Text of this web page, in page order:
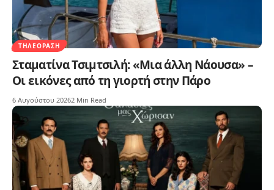
ΤΗΛΕΌΡΑΣΗ
Σταματίνα Τσιμτσιλή: «Μια άλλη Νάουσα» –
Οι εικόνες από τη γιορτή στην Πάρο
6 Αυγούστου 20262 Min Read